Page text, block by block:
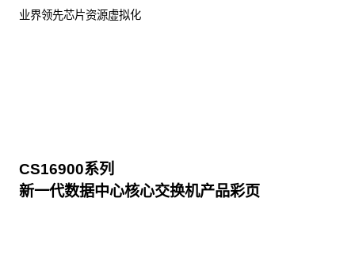
业界领先芯片资源虚拟化
CS16900系列
新一代数据中心核心交换机产品彩页